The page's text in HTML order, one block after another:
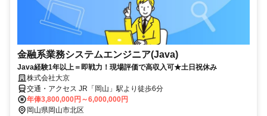
金融系業務システムエンジニア(Java)
Java経験1年以上＝即戦力！現場評価で高収入可★土日祝休み
株式会社大京
交通・アクセス JR「岡山」駅より徒歩6分
年俸3,800,000円～6,000,000円
岡山県岡山市北区